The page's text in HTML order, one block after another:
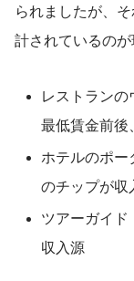
られましたが、
計されているのが
レストランの
最低賃金前後
ホテルのポー
のチップが収
ツアーガイド
収入源